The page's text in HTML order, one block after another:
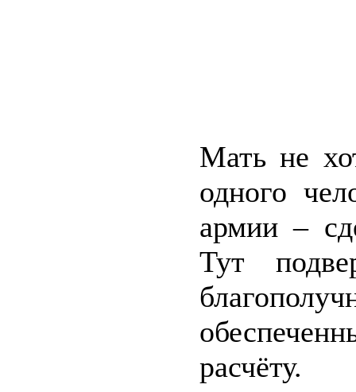
Мать не
одного
армии –
Тут
расчёту.